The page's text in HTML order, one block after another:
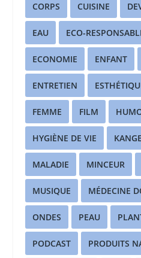
CORPS CUISINE
EAU ECO-
ECONOMIE ENFANT
ENTRETIEN
FEMME FILM
HYGIÈNE DE VIE
MALADIE MINCEUR
MUSIQUE MÉDECINE
ONDES PEAU
PODCAST PRODUITS